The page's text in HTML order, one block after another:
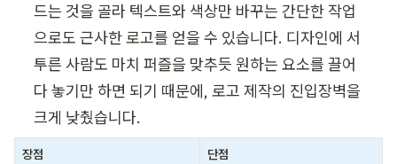
드는 것을 골라 텍스트와 색상만 바꾸는 간단한 작업
으로도 근사한 로고를 얻을 수 있습니다. 디자인에 서
투른 사람도 마치 퍼즐을 맞추듯 원하는 요소를 끌어
다 놓기만 하면 되기 때문에, 로고 제작의 진입장벽을
크게 낮췄습니다.
장점 단점